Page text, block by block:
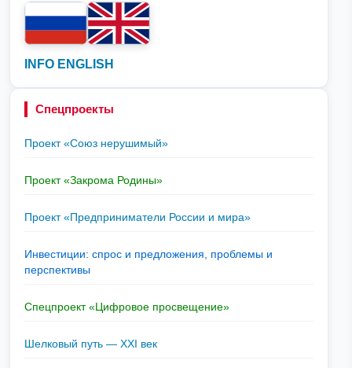
INFO ENGLISH
Спецпроекты
Проект «Союз нерушимый»
Проект «Закрома Родины»
Проект «Предприниматели России и мира»
Инвестиции: спрос и предложения, проблемы и
перспективы
Спецпроект «Цифровое просвещение»
Шелковый путь — XXI век